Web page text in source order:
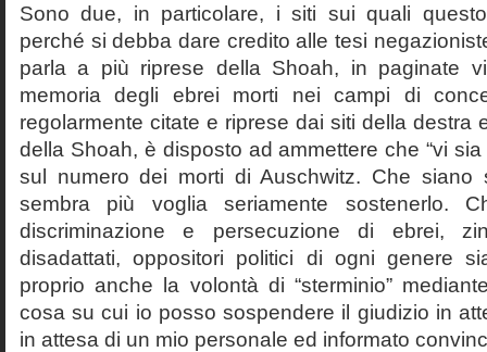
Sono due, in particolare, i siti sui quali
perché si debba dare credito alle tesi
parla a più riprese della Shoah, in paginate
memoria degli ebrei morti nei campi di
regolarmente citate e riprese dai siti della destra
della Shoah, è disposto ad ammettere che “vi
sul numero dei morti di Auschwitz. Che siano
sembra più voglia seriamente sostenerlo.
discriminazione e persecuzione di ebrei,
disadattati, oppositori politici di ogni genere
proprio anche la volontà di “sterminio”
cosa su cui io posso sospendere il giudizio in
in attesa di un mio personale ed informato